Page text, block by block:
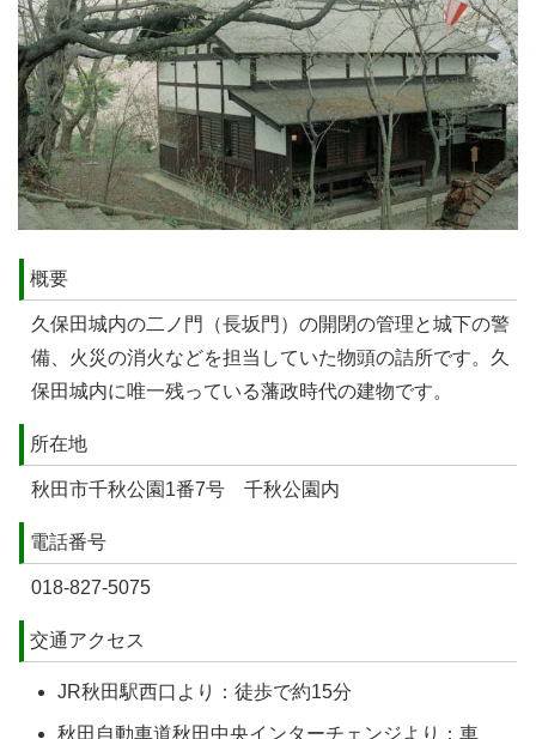
概要
久保田城内の二ノ門（長坂門）の開閉の管理と城下の警
備、火災の消火などを担当していた物頭の詰所です。久
保田城内に唯一残っている藩政時代の建物です。
所在地
秋田市千秋公園1番7号 千秋公園内
電話番号
018-827-5075
交通アクセス
JR秋田駅西口より：徒歩で約15分
秋田自動車道秋田中央インターチェンジより：車